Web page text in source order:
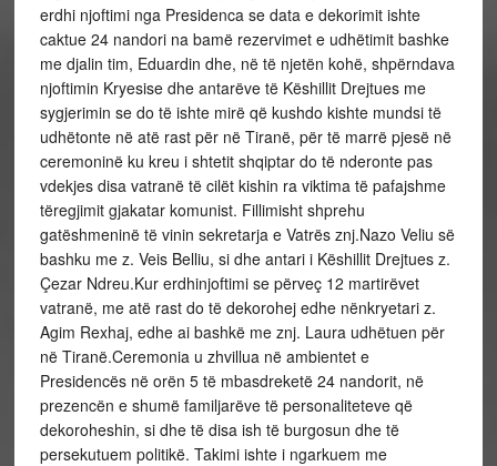
erdhi njoftimi nga Presidenca se data e dekorimit ishte
caktue 24 nandori na bamë rezervimet e udhëtimit bashke
me djalin tim, Eduardin dhe, në të njetën kohë, shpërndava
njoftimin Kryesise dhe antarëve të Këshillit Drejtues me
sygjerimin se do të ishte mirë që kushdo kishte mundsi të
udhëtonte në atë rast për në Tiranë, për të marrë pjesë në
ceremoninë ku kreu i shtetit shqiptar do të nderonte pas
vdekjes disa vatranë të cilët kishin ra viktima të pafajshme
tëregjimit gjakatar komunist. Fillimisht shprehu
gatëshmeninë të vinin sekretarja e Vatrës znj.Nazo Veliu së
bashku me z. Veis Belliu, si dhe antari i Këshillit Drejtues z.
Çezar Ndreu.Kur erdhinjoftimi se përveç 12 martirëvet
vatranë, me atë rast do të dekorohej edhe nënkryetari z.
Agim Rexhaj, edhe ai bashkë me znj. Laura udhëtuen për
në Tiranë.Ceremonia u zhvillua në ambientet e
Presidencës në orën 5 të mbasdreketë 24 nandorit, në
prezencën e shumë familjarëve të personaliteteve që
dekoroheshin, si dhe të disa ish të burgosun dhe të
persekutuem politikë. Takimi ishte i ngarkuem me